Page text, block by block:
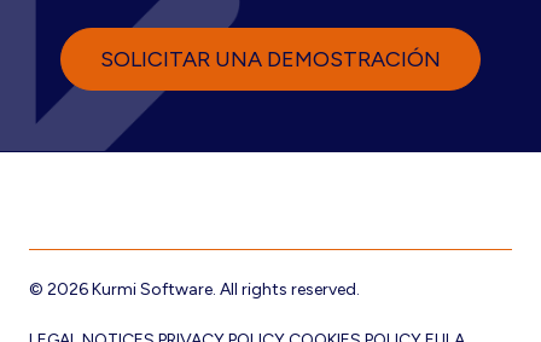
SOLICITAR UNA DEMOSTRACIÓN
© 2026 Kurmi Software. All rights reserved.